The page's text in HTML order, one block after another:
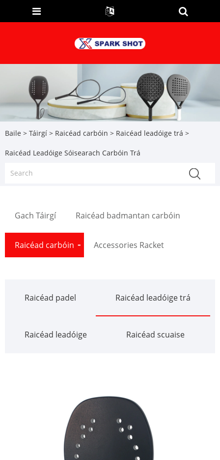
Baile > Táirgí > Raicéad carbóin > Raicéad leadóige trá >
Raicéad Leadóige Sóisearach Carbóin Trá
Gach Táirgí Raicéad badmantan carbóin
Raicéad carbóin Accessories Racket
Raicéad padel Raicéad leadóige trá
Raicéad leadóige Raicéad scuaise